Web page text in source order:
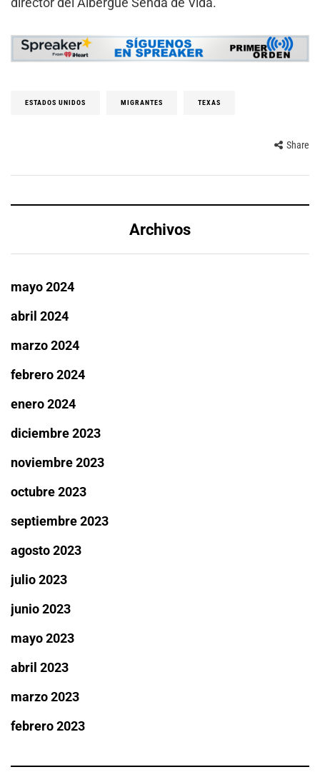
ESTADOS UNIDOS MIGRANTES TEXAS
Share
Archivos
mayo 2024
abril 2024
marzo 2024
febrero 2024
enero 2024
diciembre 2023
noviembre 2023
octubre 2023
septiembre 2023
agosto 2023
julio 2023
junio 2023
mayo 2023
abril 2023
marzo 2023
febrero 2023